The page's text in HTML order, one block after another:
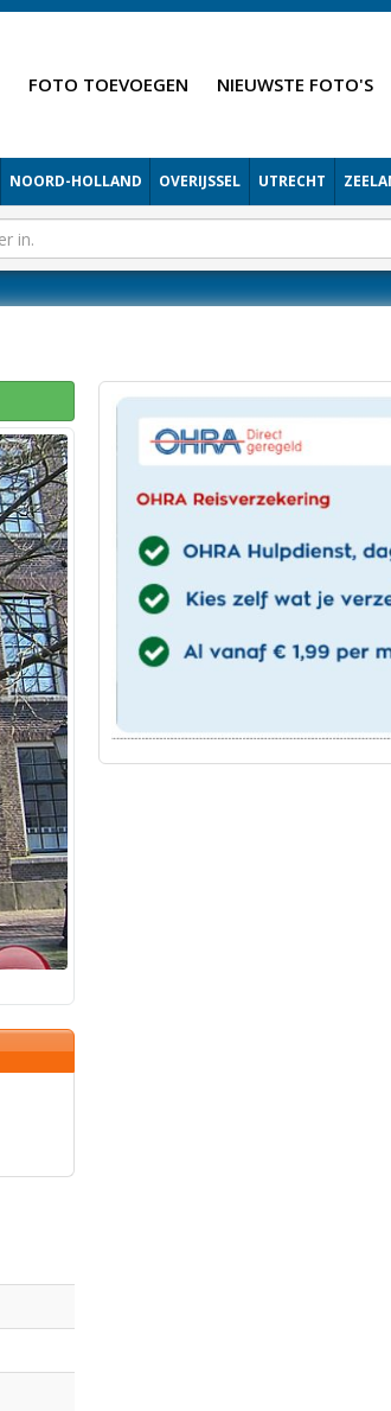
FOTO TOEVOEGEN NIEUWSTE FOTO'S
NOORD-HOLLAND OVERIJSSEL UTRECHT